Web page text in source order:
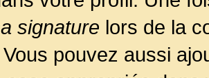
signature lors de la
pouvez aussi